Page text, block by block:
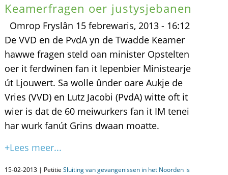
Keamerfragen oer justysjebanen
Omrop Fryslân 15 febrewaris, 2013 - 16:12
De VVD en de PvdA yn de Twadde Keamer
hawwe fragen steld oan minister Opstelten
oer it ferdwinen fan it Iepenbier Ministearje
út Ljouwert. Sa wolle ûnder oare Aukje de
Vries (VVD) en Lutz Jacobi (PvdA) witte oft it
wier is dat de 60 meiwurkers fan it IM tenei
har wurk fanút Grins dwaan moatte.
+Lees meer...
15-02-2013 | Petitie Sluiting van gevangenissen in het Noorden is